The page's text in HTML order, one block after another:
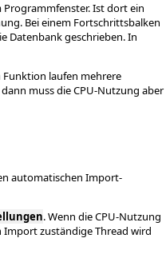
Ist dort ein
Bei einem Fortschrittsbalken
Datenbank geschrieben. In
laufen mehrere
muss die CPU-Nutzung aber
automatischen Import-
. Wenn die CPU-Nutzung
Import zuständige Thread wird